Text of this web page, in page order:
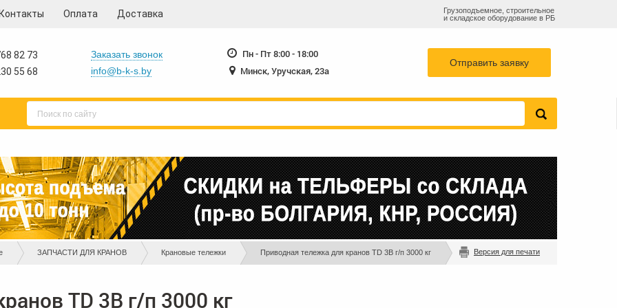
Контакты Оплата Доставка
768-82-73 info@b-k-s.by
Грузоподъемное, строительное
и складское оборудование в РБ
82 73
55 68
Заказать звонок
info@b-k-s.by
Пн - Пт 8:00 - 18:00
Минск, Уручская, 23а
Отправить заявку
ЗАПЧАСТИ ДЛЯ КРАНОВ Крановые тележки Приводная тележка для кранов TD 3B г/п 3000 кг Версия для печати
TD 3B г/п 3000 кг